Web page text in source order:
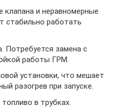
клапана и неравномерные
стабильно работать
Потребуется замена с
работы ГРМ.
установки, что мешает
разогрев при запуске.
в трубках.